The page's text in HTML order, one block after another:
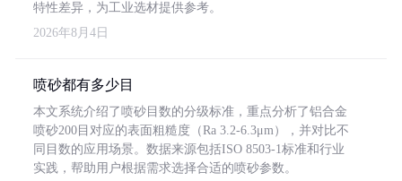
特性差异，为工业选材提供参考。
2026年8月4日
喷砂都有多少目
本文系统介绍了喷砂目数的分级标准，重点分析了铝合金
喷砂200目对应的表面粗糙度（Ra 3.2-6.3μm），并对比不
同目数的应用场景。数据来源包括ISO 8503-1标准和行业
实践，帮助用户根据需求选择合适的喷砂参数。